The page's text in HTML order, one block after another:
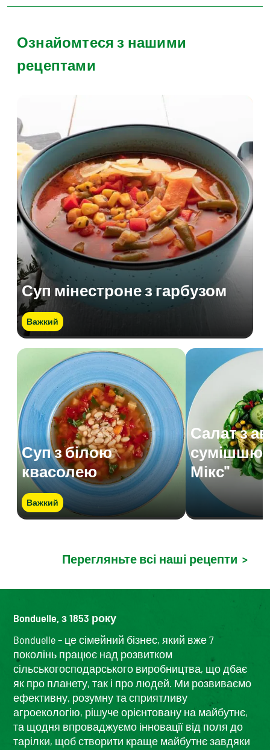
Ознайомтеся з нашими
рецептами
Суп мінестроне з гарбузом
Важкий
Суп з білою
квасолею
Важкий
Салат з
сумішшю
Мікс"
Перегляньте всі наші рецепти >
Bonduelle, з 1853 року
Bonduelle – це сімейний бізнес, який вже 7
поколінь працює над розвитком
сільськогосподарського виробництва, що дбає
як про планету, так і про людей. Ми розвиваємо
ефективну, розумну та сприятливу
агроекологію, рішуче орієнтовану на майбутнє,
та щодня впроваджуємо інновації від поля до
тарілки, щоб створити краще майбутнє завдяки